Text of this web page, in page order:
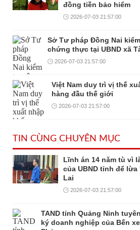
đồng tiền bảo hiểm
2026-07-03 21:57:00
Sở Tư pháp Đồng Nai
chứng thực tại UBND xã
2026-07-03 21:57:00
Việt Nam duy trì vị thế
hàng đầu thế giới
2026-07-03 21:57:00
TIN CÙNG CHUYÊN MỤC
Lĩnh án 14 năm tù vì
của UBND tỉnh để
Lai
2026-07-03 21:57:00
TAND tỉnh Quảng Ninh
ký doanh nghiệp của Bến